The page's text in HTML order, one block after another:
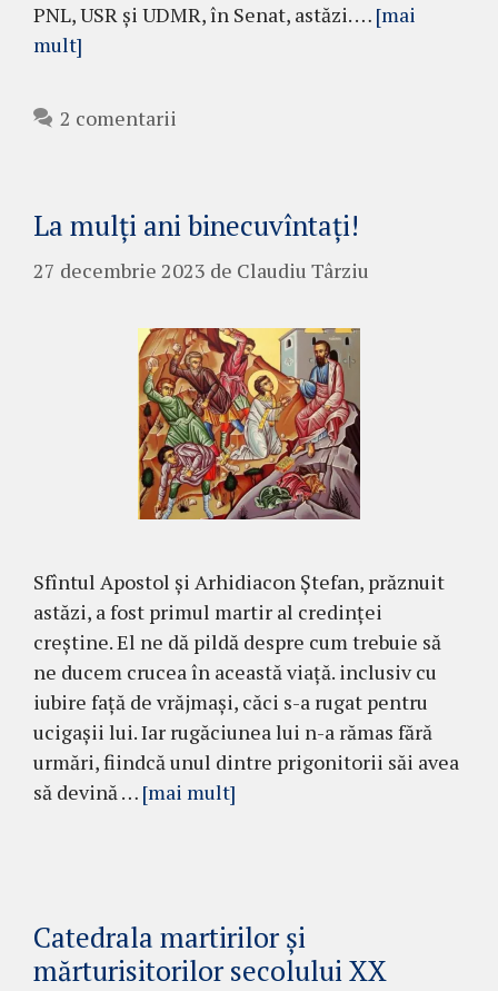
PNL, USR și UDMR, în Senat, astăzi. … [mai
mult]
2 comentarii
La mulți ani binecuvîntați!
27 decembrie 2023 de Claudiu Târziu
Sfîntul Apostol şi Arhidiacon Ştefan, prăznuit
astăzi, a fost primul martir al credinței
creștine. El ne dă pildă despre cum trebuie să
ne ducem crucea în această viață. inclusiv cu
iubire față de vrăjmași, căci s-a rugat pentru
ucigașii lui. Iar rugăciunea lui n-a rămas fără
urmări, fiindcă unul dintre prigonitorii săi avea
să devină … [mai mult]
Catedrala martirilor și
mărturisitorilor secolului XX